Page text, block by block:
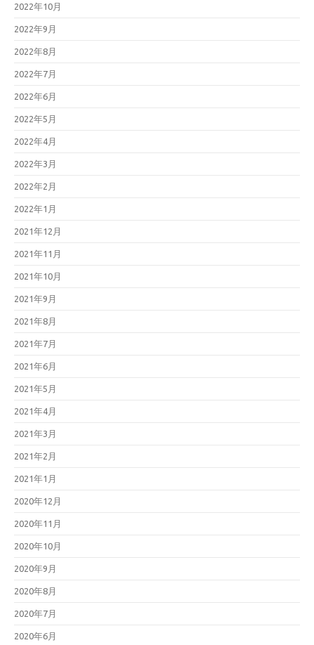
2022年10月
2022年9月
2022年8月
2022年7月
2022年6月
2022年5月
2022年4月
2022年3月
2022年2月
2022年1月
2021年12月
2021年11月
2021年10月
2021年9月
2021年8月
2021年7月
2021年6月
2021年5月
2021年4月
2021年3月
2021年2月
2021年1月
2020年12月
2020年11月
2020年10月
2020年9月
2020年8月
2020年7月
2020年6月